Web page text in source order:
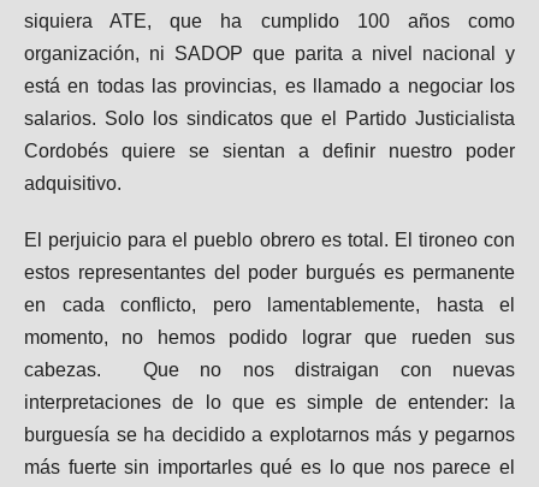
siquiera ATE, que ha cumplido 100 años como
organización, ni SADOP que parita a nivel nacional y
está en todas las provincias, es llamado a negociar los
salarios. Solo los sindicatos que el Partido Justicialista
Cordobés quiere se sientan a definir nuestro poder
adquisitivo.
El perjuicio para el pueblo obrero es total. El tironeo con
estos representantes del poder burgués es permanente
en cada conflicto, pero lamentablemente, hasta el
momento, no hemos podido lograr que rueden sus
cabezas. Que no nos distraigan con nuevas
interpretaciones de lo que es simple de entender: la
burguesía se ha decidido a explotarnos más y pegarnos
más fuerte sin importarles qué es lo que nos parece el